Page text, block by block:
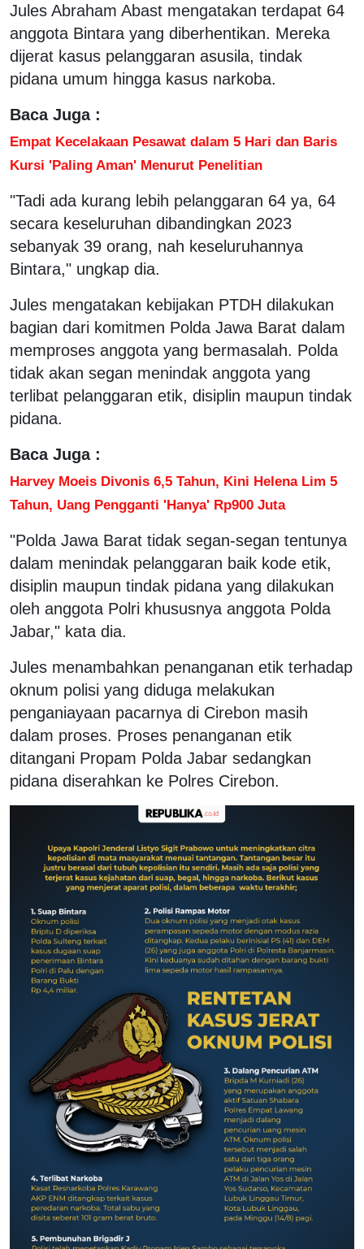
Jules Abraham Abast mengatakan terdapat 64
anggota Bintara yang diberhentikan. Mereka
dijerat kasus pelanggaran asusila, tindak
pidana umum hingga kasus narkoba.
Baca Juga :
Empat Kecelakaan Pesawat dalam 5 Hari dan Baris
Kursi 'Paling Aman' Menurut Penelitian
"Tadi ada kurang lebih pelanggaran 64 ya, 64
secara keseluruhan dibandingkan 2023
sebanyak 39 orang, nah keseluruhannya
Bintara," ungkap dia.
Jules mengatakan kebijakan PTDH dilakukan
bagian dari komitmen Polda Jawa Barat dalam
memproses anggota yang bermasalah. Polda
tidak akan segan menindak anggota yang
terlibat pelanggaran etik, disiplin maupun tindak
pidana.
Baca Juga :
Harvey Moeis Divonis 6,5 Tahun, Kini Helena Lim 5
Tahun, Uang Pengganti 'Hanya' Rp900 Juta
"Polda Jawa Barat tidak segan-segan tentunya
dalam menindak pelanggaran baik kode etik,
disiplin maupun tindak pidana yang dilakukan
oleh anggota Polri khususnya anggota Polda
Jabar," kata dia.
Jules menambahkan penanganan etik terhadap
oknum polisi yang diduga melakukan
penganiayaan pacarnya di Cirebon masih
dalam proses. Proses penanganan etik
ditangani Propam Polda Jabar sedangkan
pidana diserahkan ke Polres Cirebon.